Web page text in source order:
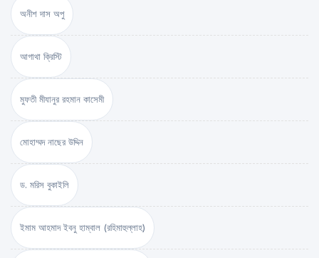
অনীশ দাস অপু
আগাথা ক্রিস্টি
মুফতী মীযানুর রহমান কাসেমী
মোহাম্মদ নাছের উদ্দিন
ড. মরিস বুকাইলি
ইমাম আহমাদ ইবনু হাম্বাল (রহিমাহুল্লাহ)